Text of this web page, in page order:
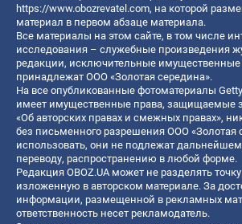
https://www.obozrevatel.com, на которой
материал в первом абзаце материала.
Все материалы на этом сайте, в том числе
исследования – служебные произведения
редакции, исключительные имущественные
принадлежат ООО «Золотая середина».
На все опубликованные фотоматериалы
имеет имущественные права, защищаемые
«Об авторских правах и смежных правах»,
без письменного разрешения ООО «Золотая
использовать, они не подлежат
переводу, распространению в любой форме.
Редакция OBOZ.UA может не разделять
изложенную в авторском материале. За
информации, размещенной в рекламных
ответственность несет рекламодатель.